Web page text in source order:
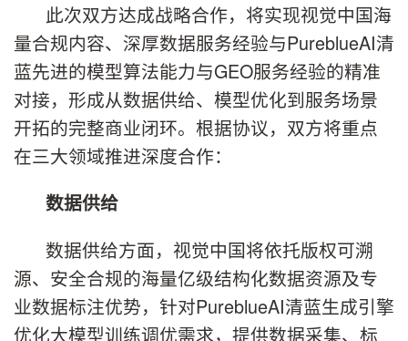
此次双方达成战略合作，将实现视觉中国海
量合规内容、深厚数据服务经验与PureblueAI清
蓝先进的模型算法能力与GEO服务经验的精准
对接，形成从数据供给、模型优化到服务场景
开拓的完整商业闭环。根据协议，双方将重点
在三大领域推进深度合作：
数据供给
数据供给方面，视觉中国将依托版权可溯
源、安全合规的海量亿级结构化数据资源及专
业数据标注优势，针对PureblueAI清蓝生成引擎
优化大模型训练调优需求，提供数据采集、标